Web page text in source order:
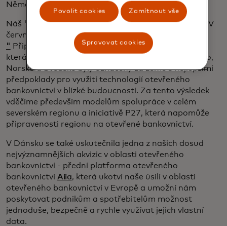
Německem, Švédskem a Francií.
Náš " Index připravenosti na otevřené bankovnictví: V
červnu 2021 byla vydánazpráva
" Připravenostotevřeného bankovnictví v Evropě" ,
která si posvítila i na severské země, přičemž Dánsko,
Norsko a Švédsko byly označeny za země s nejlepšími
předpoklady pro využití technologií otevřeného
bankovnictví v blízké budoucnosti. Za tento výsledek
vděčíme především modelům spolupráce v celém
severském regionu a iniciativě P27, která napomůže
připravenosti regionu na otevřené bankovnictví.
V Dánsku se také uskutečnila jedna z našich dosud
nejvýznamnějších akvizic v oblasti otevřeného
bankovnictví - přední platforma otevřeného
bankovnictví Aiia, která ukotví naše úsilí v oblasti
otevřeného bankovnictví v Evropě a umožní nám
poskytovat podnikům a spotřebitelům možnost
jednoduše, bezpečně a rychle využívat jejich vlastní
data.
Povolit cookies Zamítnout vše
Spravovat cookies